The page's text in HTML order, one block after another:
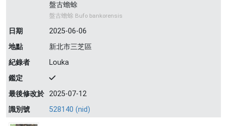
盤古蟾蜍
盤古蟾蜍 Bufo bankorensis
日期
2025-06-06
地點
新北市三芝區
紀錄者
Louka
鑑定
最後修改於 2025-07-12
識別號
528140 (nid)